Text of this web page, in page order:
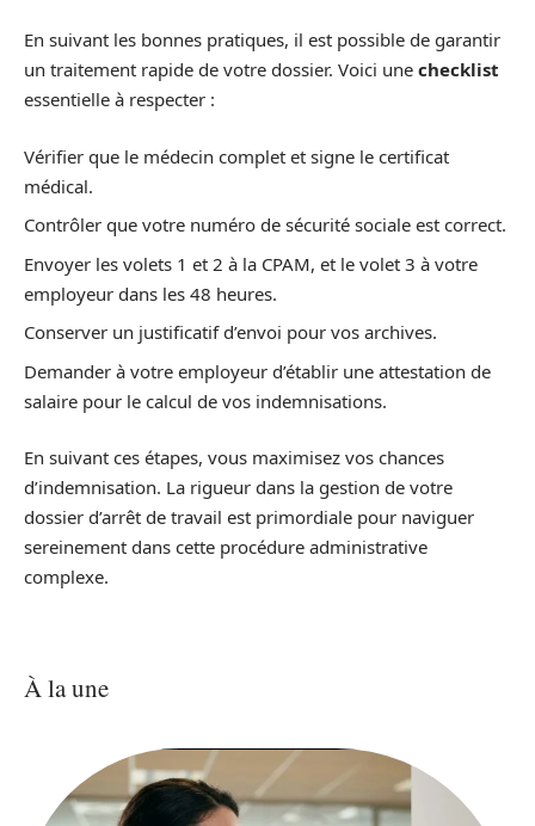
En suivant les bonnes pratiques, il est possible de garantir
un traitement rapide de votre dossier. Voici une checklist
essentielle à respecter :
Vérifier que le médecin complet et signe le certificat
médical.
Contrôler que votre numéro de sécurité sociale est correct.
Envoyer les volets 1 et 2 à la CPAM, et le volet 3 à votre
employeur dans les 48 heures.
Conserver un justificatif d’envoi pour vos archives.
Demander à votre employeur d’établir une attestation de
salaire pour le calcul de vos indemnisations.
En suivant ces étapes, vous maximisez vos chances
d’indemnisation. La rigueur dans la gestion de votre
dossier d’arrêt de travail est primordiale pour naviguer
sereinement dans cette procédure administrative
complexe.
À la une